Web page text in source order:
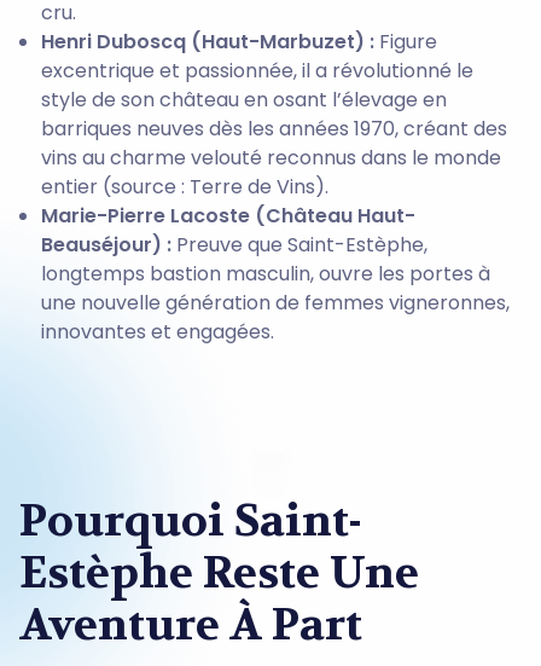
cru.
Henri Duboscq (Haut-Marbuzet) :Figure
excentrique et passionnée, il a révolutionné le
style de son château en osant l’élevage en
barriques neuves dès les années 1970, créant des
vins au charme velouté reconnus dans le monde
entier (source : Terre de Vins).
Marie-Pierre Lacoste (Château Haut-
Beauséjour) :Preuve que Saint-Estèphe,
longtemps bastion masculin, ouvre les portes à
une nouvelle génération de femmes vigneronnes,
innovantes et engagées.
Pourquoi Saint-
Estèphe Reste Une
Aventure À Part